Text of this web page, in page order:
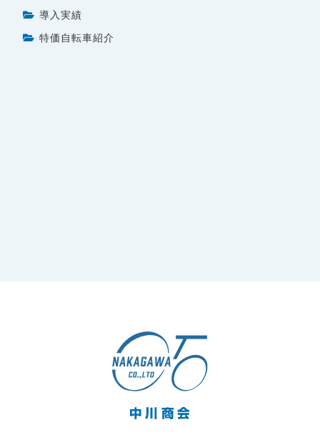
導入実績
特価自転車紹介